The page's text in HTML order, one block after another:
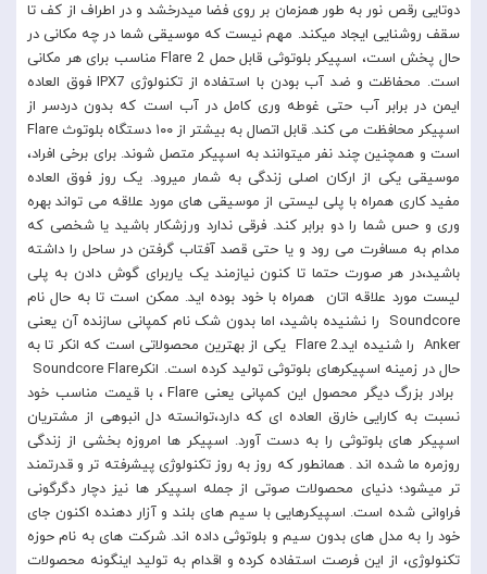
دوتایی رقص نور به طور همزمان بر روی فضا میدرخشد و در اطراف از کف تا
سقف روشنایی ایجاد میکند. مهم نیست که موسیقی شما در چه مکانی در
حال پخش است، اسپیکر بلوتوثی قابل حمل Flare 2 مناسب برای هر مکانی
است. محفاظت و ضد آب بودن با استفاده از تکنولوژی IPX7 فوق العاده
ایمن در برابر آب حتی غوطه وری کامل در آب است که بدون دردسر از
اسپیکر محافظت می کند. قابل اتصال به بیشتر از ۱۰۰ دستگاه بلوتوث Flare
است و همچنین چند نفر میتوانند به اسپیکر متصل شوند. برای برخی افراد،
موسیقی یکی از ارکان اصلی زندگی به شمار میرود. یک روز فوق العاده
مفید کاری همراه با پلی لیستی از موسیقی های مورد علاقه می تواند بهره
وری و حس شما را دو برابر کند. فرقی ندارد ورزشکار باشید یا شخصی که
مدام به مسافرت می رود و یا حتی قصد آفتاب گرفتن در ساحل را داشته
باشید،در هر صورت حتما تا کنون نیازمند یک یاربرای گوش دادن به پلی
لیست مورد علاقه اتان همراه با خود بوده اید. ممکن است تا به حال نام
Soundcore را نشنیده باشید، اما بدون شک نام کمپانی سازنده آن یعنی
Anker را شنیده اید.Flare 2 یکی از بهترین محصولاتی است که انکر تا به
برادر بزرگ دیگر محصول این کمپانی یعنی Flare ، با قیمت مناسب خود
نسبت به کارایی خارق العاده ای که دارد،توانسته دل انبوهی از مشتریان
اسپیکر های بلوتوثی را به دست آورد. اسپیکر ها امروزه بخشی از زندگی
روزمره ما شده اند . همانطور که روز به روز تکنولوژی پیشرفته تر و قدرتمند
تر میشود؛ دنیای محصولات صوتی از جمله اسپیکر ها نیز دچار دگرگونی
فراوانی شده است. اسپیکرهایی با سیم های بلند و آزار دهنده اکنون جای
خود را به مدل های بدون سیم و بلوتوثی داده اند. شرکت های به نام حوزه
تکنولوژی، از این فرصت استفاده کرده و اقدام به تولید اینگونه محصولات